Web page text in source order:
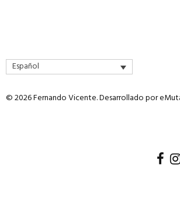
Español
© 2026 Fernando Vicente. Desarrollado por